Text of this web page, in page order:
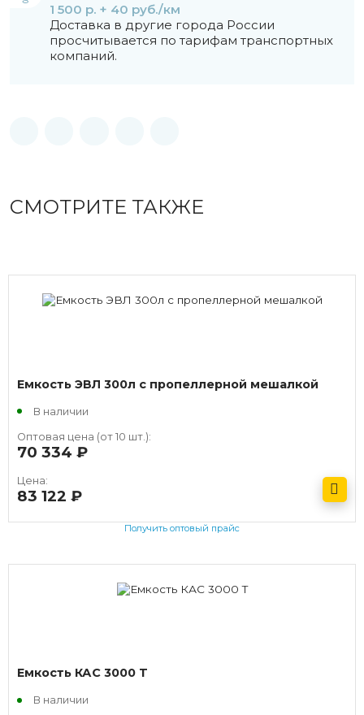
1 500 р. + 40 руб./км
Доставка в другие города России
просчитывается по тарифам транспортных
компаний.
СМОТРИТЕ ТАКЖЕ
Емкость ЭВЛ 300л c пропеллерной мешалкой
В наличии
Оптовая цена (от 10 шт.):
70 334
Цена:
83 122
Получить оптовый прайс
Емкость КАС 3000 T
В наличии